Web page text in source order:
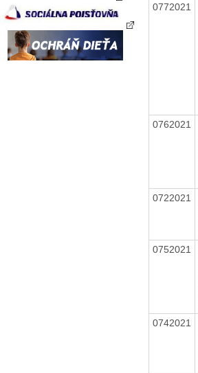
0772021
0762021
0722021
0752021
0742021